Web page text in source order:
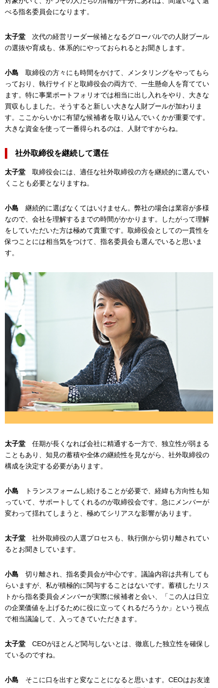
べる指名委員会になります。
太子堂 次代の経営リーダー候補となるグローバルでの人財プール
の選抜や育成も、体系的にやっておられるとお聞きします。
小島 取締役の方々にも時間をかけて、メンタリングをやってもら
っており、執行サイドと取締役会の両方で、一生懸命人を育ててい
ます。特に事業ポートフォリオでは相当に出し入れをやり、大きな
買収もしました。そうすると新しい大きな人財プールが加わりま
す。ここからいかに有望な候補者を取り込んでいくかが重要です。
大きな資金を使って一番得られるのは、人財ですからね。
社外取締役を継続して選任
太子堂 取締役会には、適任な社外取締役の方を継続的に選んでい
くことも必要となりますね。
小島 継続的に選ばなくてはいけません。弊社の場合は業容が多様
なので、会社を理解するまでの時間がかかります。したがって理解
をしていただいた方は極めて貴重です。取締役会としての一貫性を
保つことには相当気をつけて、指名委員会も選んでいると思いま
す。
太子堂 任期が長くなれば会社に精通する一方で、独立性が弱まる
こともあり、知見の蓄積や全体の継続性を見ながら、社外取締役の
構成を決定する必要があります。
小島 トランスフォームし続けることが必要で、経緯も方向性も知
っていて、サポートしてくれるのが取締役会です。急にメンバーが
変わって揺れてしまうと、極めてシリアスな影響があります。
太子堂 社外取締役の人選プロセスも、執行側から切り離されてい
るとお聞きしています。
小島 切り離され、指名委員会が中心です。議論内容は共有しても
らいますが、私が積極的に関与することはないです。蓄積したリス
トから指名委員会メンバーが実際に候補者と会い、「この人は日立
の企業価値を上げるために役に立ってくれるだろうか」という視点
で相当議論して、入ってきていただきます。
太子堂 CEOがほとんど関与しないとは、徹底した独立性を確保し
ているのですね。
小島 そこに口を出すと変なことになると思います。CEOはお友達